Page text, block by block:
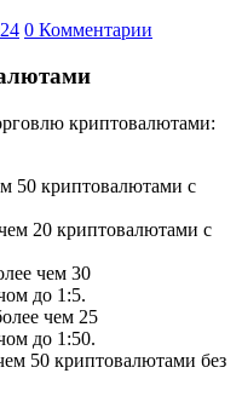
0 Комментарии
криптовалютами:
50 криптовалютами с
20 криптовалютами с
чем 30
до 1:5.
чем 25
до 1:50.
50 криптовалютами без